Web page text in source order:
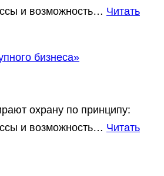
и возможность… Читать
бизнеса»
охрану по принципу:
и возможность… Читать